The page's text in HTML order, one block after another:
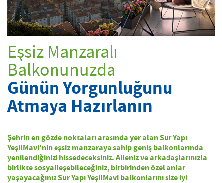
Eşsiz Manzaralı
Balkonunuzda
Günün Yorgunluğunu
Atmaya Hazırlanın
Şehrin en gözde noktaları arasında yer alan Sur Yapı
YeşilMavi’nin eşsiz manzaraya sahip geniş balkonlarında
yenilendiğinizi hissedeceksiniz. Aileniz ve arkadaşlarınızla
birlikte sosyalleşebileceğiniz, birbirinden özel anlar
yaşayacağınız Sur Yapı YeşilMavi balkonlarını size iyi